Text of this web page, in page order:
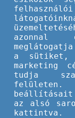
azonnal
a sütiket,
marketing
tudja
felületen.
beállításait
az alsó
kattintva.